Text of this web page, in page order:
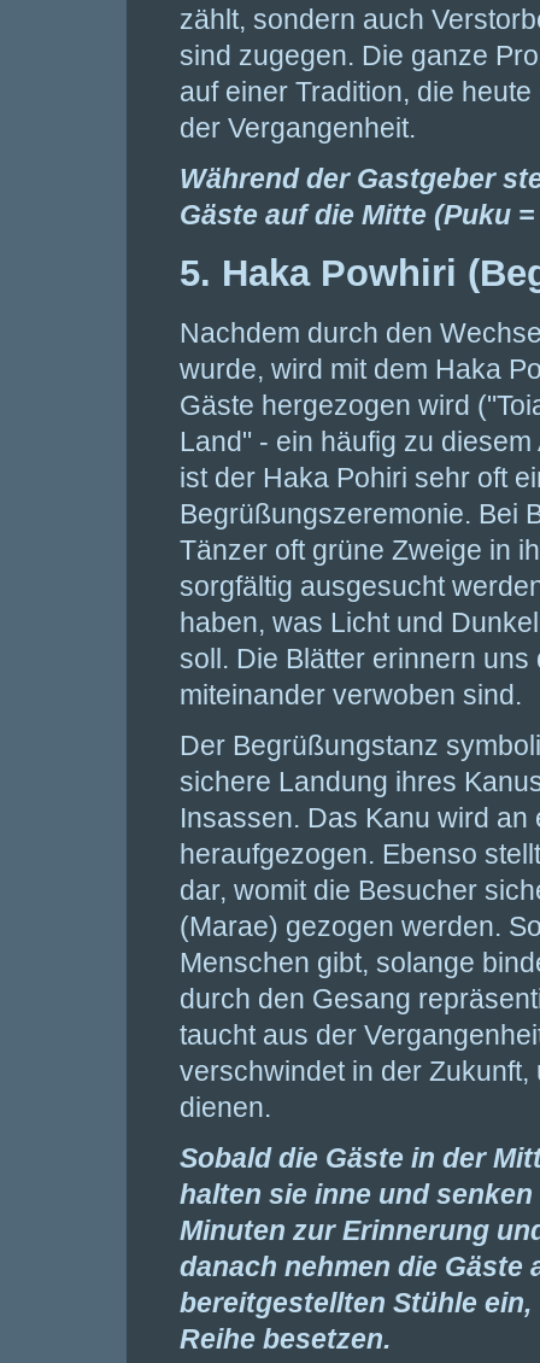
zählt, sondern auch
sind zugegen. Die ganze
auf einer Tradition, die
der Vergangenheit.
Während der Gastgeber
Gäste auf die Mitte (Puku
5. Haka Powhiri
Nachdem durch den
wurde, wird mit dem Haka
Gäste hergezogen wird
Land" - ein häufig zu
ist der Haka Pohiri sehr oft
Begrüßungszeremonie. Bei
Tänzer oft grüne Zweige in
sorgfältig ausgesucht
haben, was Licht und
soll. Die Blätter erinnern
miteinander verwoben sind.
Der Begrüßungstanz
sichere Landung ihres
Insassen. Das Kanu wird
heraufgezogen. Ebenso
dar, womit die Besucher
(Marae) gezogen werden.
Menschen gibt, solange
durch den Gesang
taucht aus der
verschwindet in der
dienen.
Sobald die Gäste in der
halten sie inne und
Minuten zur Erinnerung
danach nehmen die Gäste
bereitgestellten Stühle
Reihe besetzen.